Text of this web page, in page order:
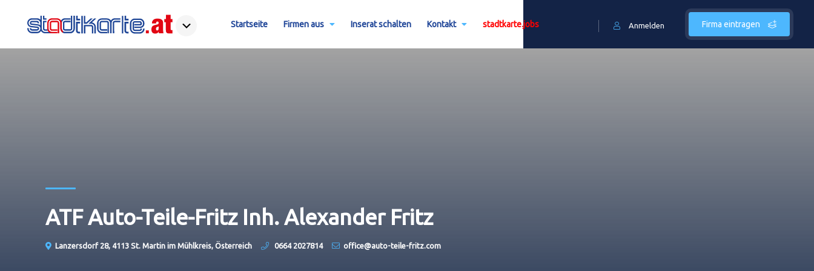
Firma eintragen
Anmelden
Startseite Firmen aus Inserat schalten Kontakt stadtkarte.jobs
ATF Auto-Teile-Fritz Inh. Alexander Fritz
Lanzersdorf 28, 4113 St. Martin im Mühlkreis, Österreich 0664 2027814 office@​auto-teile-fritz.com